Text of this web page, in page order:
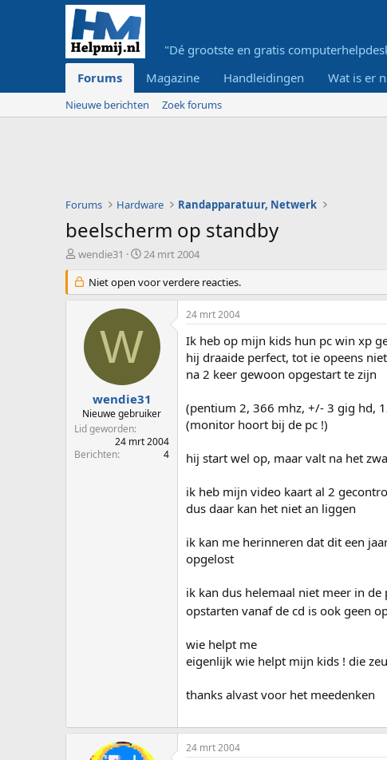
"Dé grootste en gratis
Forums
Magazine Handleidingen Wat is er
Nieuwe berichten Zoek forums
Forums Hardware Randapparatuur, Netwerk
beelscherm op standby
O
d
e
r
e
wendie31
S
a
r
m
24 mrt 2004
Niet open voor verdere reacties.
W
wendie31
Nieuwe gebruiker
Lid geworden
24 mrt 2004
Berichten
4
24 mrt 2004
Ik heb op mijn kids hun pc win xp
hij draaide perfect, tot ie opeens
na 2 keer gewoon opgestart te zijn
(pentium 2, 366 mhz, +/- 3 gig hd,
(monitor hoort bij de pc !)
hij start wel op, maar valt na het
ik heb mijn video kaart al 2
dus daar kan het niet an liggen
ik kan me herinneren dat dit een
opgelost
ik kan dus helemaal niet meer in
opstarten vanaf de cd is ook geen
wie helpt me
eigenlijk wie helpt mijn kids ! die
thanks alvast voor het meedenken
24 mrt 2004